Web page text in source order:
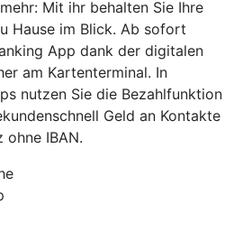
Mit ihr behalten Sie Ihre
Hause im Blick. Ab sofort
App dank der digitalen
am Kartenterminal. In
nutzen Sie die Bezahlfunktion
Geld an Kontakte
ohne IBAN.